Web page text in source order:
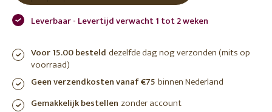
Leverbaar - Levertijd verwacht 1 tot 2 weken
Voor 15.00 besteld dezelfde dag nog verzonden (mits op
voorraad)
Geen verzendkosten vanaf €75 binnen Nederland
Gemakkelijk bestellen zonder account